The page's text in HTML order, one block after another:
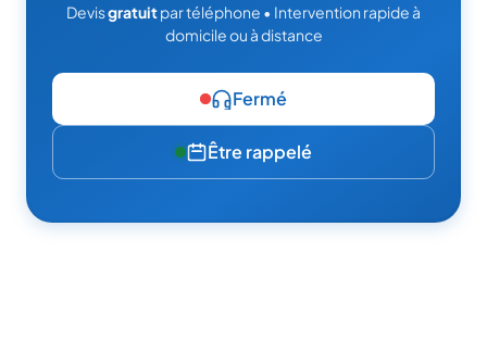
Devisgratuitpar téléphone • Intervention rapide à
domicile ou à distance
Fermé
Être rappelé